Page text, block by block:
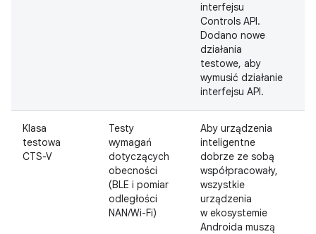
interfejsu
Controls API.
Dodano nowe
działania
testowe, aby
wymusić działanie
interfejsu API.
Klasa
testowa
CTS-V
Testy
wymagań
dotyczących
obecności
(BLE i pomiar
odległości
NAN/Wi-Fi)
Aby urządzenia
inteligentne
dobrze ze sobą
współpracowały,
wszystkie
urządzenia
w ekosystemie
Androida muszą